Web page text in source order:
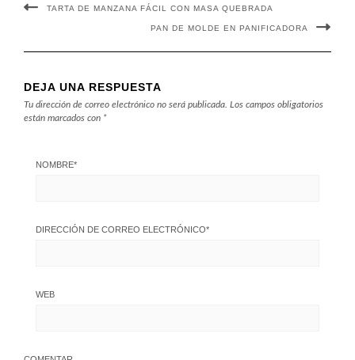
TARTA DE MANZANA FÁCIL CON MASA QUEBRADA
PAN DE MOLDE EN PANIFICADORA
DEJA UNA RESPUESTA
Tu dirección de correo electrónico no será publicada. Los campos obligatorios
están marcados con *
NOMBRE*
DIRECCIÓN DE CORREO ELECTRÓNICO*
WEB